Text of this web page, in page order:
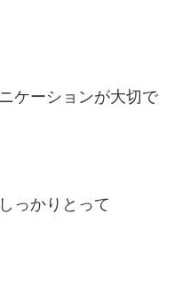
ケーションが大切で
っかりとって